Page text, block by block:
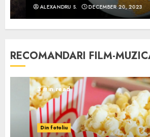
ALEXANDRU S. DECEMBER 20, 2023
RECOMANDARI FILM-
3 min read
Din fotoliu